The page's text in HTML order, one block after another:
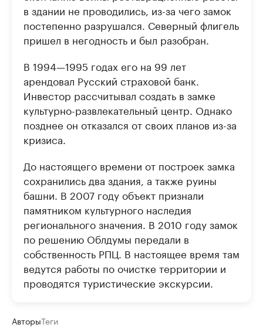
в здании не проводились, из-за чего замок
постепенно разрушался. Северный флигель
пришел в негодность и был разобран.
В 1994—1995 годах его на 99 лет
арендовал Русский страховой банк.
Инвестор рассчитывал создать в замке
культурно-развлекательный центр. Однако
позднее он отказался от своих планов из-за
кризиса.
До настоящего времени от построек замка
сохранились два здания, а также руины
башни. В 2007 году объект признали
памятником культурного наследия
регионального значения. В 2010 году замок
по решению Облдумы передали в
собственность РПЦ. В настоящее время там
ведутся работы по очистке территории и
проводятся туристические экскурсии.
АвторыТеги